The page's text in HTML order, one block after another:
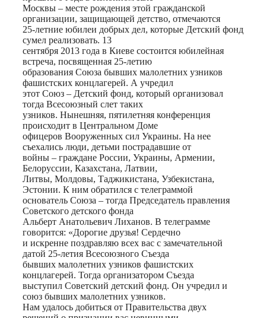
Москвы – месте рождения этой гражданской
организации, защищающей детство, отмечаются
25-летние юбилеи добрых дел, которые Детский фонд
сумел реализовать. 13
сентября 2013 года в Киеве состоится юбилейная
встреча, посвященная 25-летию
образования Союза бывших малолетних узников
фашистских концлагерей. А учредил
этот Союз – Детский фонд, который организовал
тогда Всесоюзный слет таких
узников. Нынешняя, пятилетняя конференция
происходит в Центральном Доме
офицеров Вооруженных сил Украины. На нее
съехались люди, детьми пострадавшие от
войны – граждане России, Украины, Армении,
Белоруссии, Казахстана, Латвии,
Литвы, Молдовы, Таджикистана, Узбекистана,
Эстонии. К ним обратился с телеграммой
основатель Союза – тогда Председатель правления
Советского детского фонда
Альберт Анатольевич Лиханов. В телеграмме
говорится: «Дорогие друзья! Сердечно
и искренне поздравляю всех вас с замечательной
датой 25-летия Всесоюзного Съезда
бывших малолетних узников фашистских
концлагерей. Тогда организатором Съезда
выступил Советский детский фонд. Он учредил и
союз бывших малолетних узников.
Нам удалось добиться от Правительства двух